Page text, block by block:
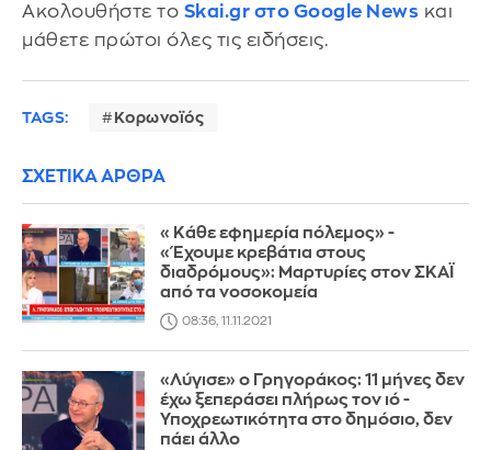
Ακολουθήστε το Skai.gr στο Google News και
μάθετε πρώτοι όλες τις ειδήσεις.
TAGS: Κορωνοϊός
ΣΧΕΤΙΚΑ ΑΡΘΡΑ
«Κάθε εφημερία πόλεμος» -
«Έχουμε κρεβάτια στους
διαδρόμους»: Μαρτυρίες στον ΣΚΑΪ
από τα νοσοκομεία
08:36, 11.11.2021
«Λύγισε» ο Γρηγοράκος: 11 μήνες δεν
έχω ξεπεράσει πλήρως τον ιό -
Υποχρεωτικότητα στο δημόσιο, δεν
πάει άλλο